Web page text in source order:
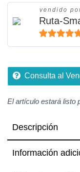
vendido
Ruta-
5de 5
Consulta al
El artículo estará listo
Descripción
Información